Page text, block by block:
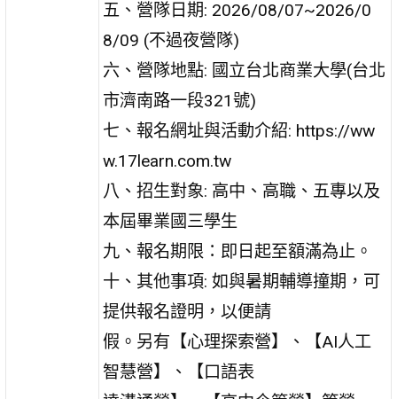
五、營隊日期: 2026/08/07~2026/0
8/09 (不過夜營隊)
六、營隊地點: 國立台北商業大學(台北
市濟南路一段321號)
七、報名網址與活動介紹: https://ww
w.17learn.com.tw
八、招生對象: 高中、高職、五專以及
本屆畢業國三學生
九、報名期限：即日起至額滿為止。
十、其他事項: 如與暑期輔導撞期，可
提供報名證明，以便請
假。另有【心理探索營】、【AI人工
智慧營】、【口語表